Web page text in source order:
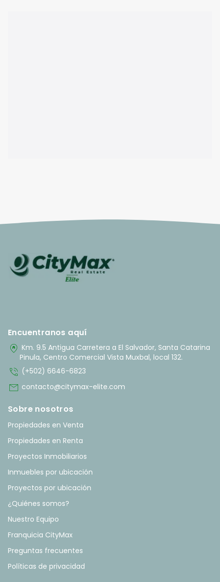
Encuentranos aquí
home_pin Km. 9.5 Antigua Carretera a El Salvador, Santa Catarina
Pinula, Centro Comercial Vista Muxbal, local 132.
phone_in_talk (+502) 6646-6823
mail contacto@citymax-elite.com
Sobre nosotros
Propiedades en Venta
Propiedades en Renta
Proyectos Inmobiliarios
Inmuebles por ubicación
Proyectos por ubicación
¿Quiénes somos?
Nuestro Equipo
Franquicia CityMax
Preguntas frecuentes
Políticas de privacidad